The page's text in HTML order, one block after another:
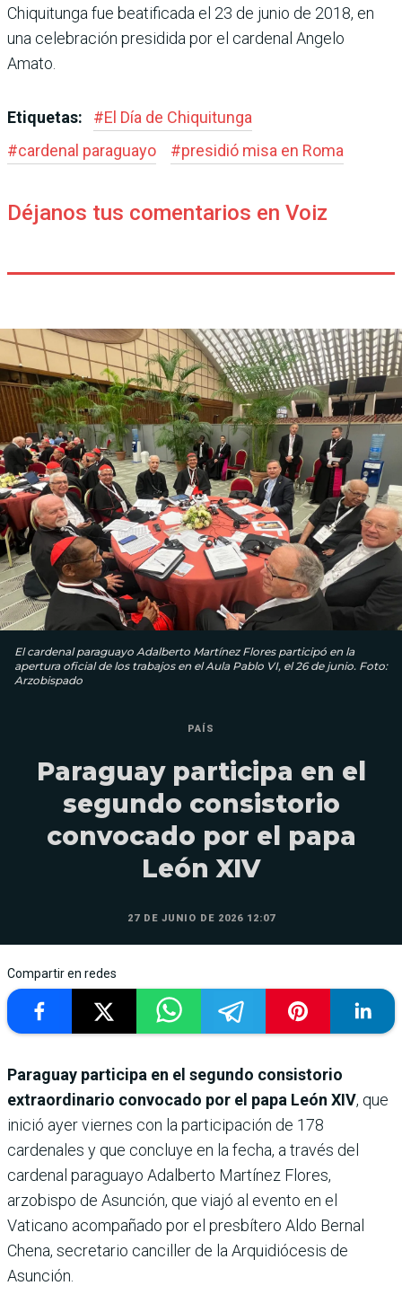
Chiquitunga fue beatifi­cada el 23 de junio de 2018, en
una celebración presi­dida por el cardenal Angelo
Amato.
Etiquetas: #El Día de Chiquitunga
#cardenal paraguayo #presidió misa en Roma
Déjanos tus comentarios en Voiz
El cardenal paraguayo Adalberto Martínez Flores participó en la
apertura oficial de los trabajos en el Aula Pablo VI, el 26 de junio. Foto:
Arzobispado
PAÍS
Paraguay participa en el
segundo consistorio
convocado por el papa
León XIV
27 DE JUNIO DE 2026 12:07
Compartir en redes
Paraguay participa en el segundo consistorio
extraordinario convocado por el papa León XIV, que
inició ayer viernes con la participación de 178
cardenales y que concluye en la fecha, a través del
cardenal paraguayo Adalberto Martínez Flores,
arzobispo de Asunción, que viajó al evento en el
Vaticano acompañado por el presbítero Aldo Bernal
Chena, secretario canciller de la Arquidiócesis de
Asunción.